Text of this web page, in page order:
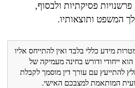
פסיקתיות ולבסוף,
המשפט ותוצאותיו.
מידע כללי בלבד ואין להתייחס אליו
ייחודי ודורש בחינה מעמיקה של
להתייעץ עם עורך דין מוסמך לקבלת
המותאמת למצבכם האישי.